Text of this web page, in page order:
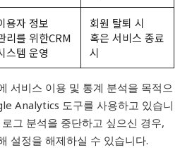
용자 정보
리를 위한CRM
스템 운영
회원 탈퇴 시
혹은 서비스 종료
시
서비스 이용 및 통계 분석을 목적으
Analytics 도구를 사용하고 있습니
그 분석을 중단하고 싶으신 경우,
설정을 해제하실 수 있습니다.